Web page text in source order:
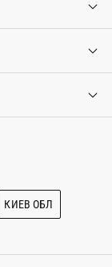
КИЕВ ОБЛ